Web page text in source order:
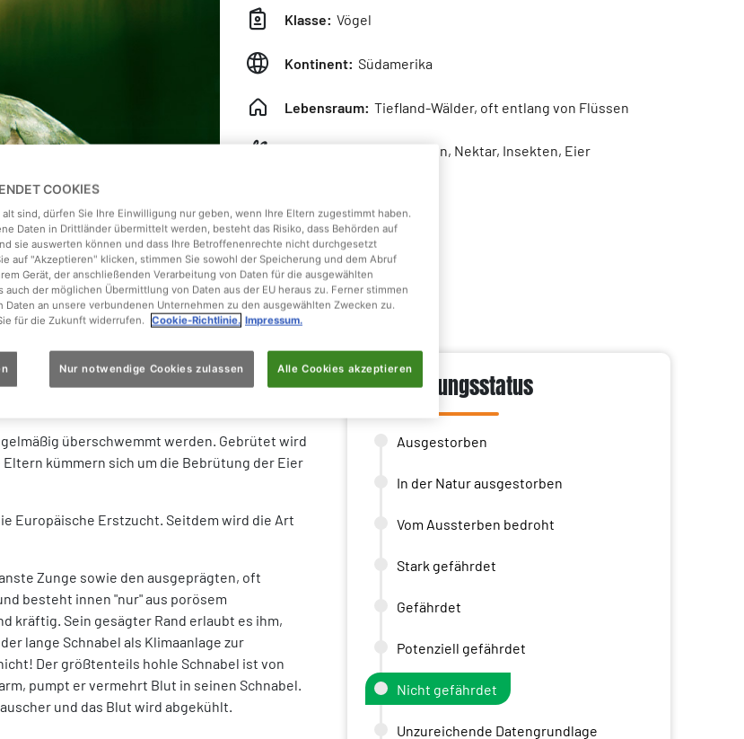
Klasse: Vögel
Kontinent: Südamerika
Lebensraum: Tiefland-Wälder, oft entlang von Flüssen
Früchte, Blüten, Nektar, Insekten, Eier
Größe:43 - 47 cm
der Familie der Tukane.
überschwemmt werden. Gebrütet wird
kümmern sich um die Bebrütung der Eier
Europäische Erstzucht. Seitdem wird die Art
Zunge sowie den ausgeprägten, oft
besteht innen "nur" aus porösem
kräftig. Sein gesägter Rand erlaubt es ihm,
lange Schnabel als Klimaanlage zur
Der größtenteils hohle Schnabel ist von
pumpt er vermehrt Blut in seinen Schnabel.
und das Blut wird abgekühlt.
Gefährdungsstatus
Ausgestorben
In der Natur ausgestorben
Vom Aussterben bedroht
Stark gefährdet
Gefährdet
Potenziell gefährdet
Nicht gefährdet
Unzureichende Datengrundlage
COOKIES
alt sind, dürfen Sie Ihre Einwilligung nur geben, wenn Ihre Eltern zugestimmt haben.
Daten in Drittländer übermittelt werden, besteht das Risiko, dass Behörden auf
sie auswerten können und dass Ihre Betroffenenrechte nicht durchgesetzt
auf "Akzeptieren" klicken, stimmen Sie sowohl der Speicherung und dem Abruf
Gerät, der anschließenden Verarbeitung von Daten für die ausgewählten
auch der möglichen Übermittlung von Daten aus der EU heraus zu. Ferner stimmen
Daten an unsere verbundenen Unternehmen zu den ausgewählten Zwecken zu.
für die Zukunft widerrufen.
Cookie-Richtlinie. Impressum.
Nur notwendige Cookies zulassen Alle Cookies akzeptieren